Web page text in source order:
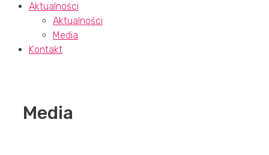
Aktualności
Aktualności
Media
Kontakt
Media